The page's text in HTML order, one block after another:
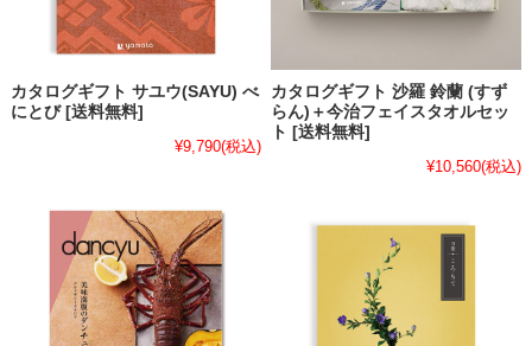
カタログギフト サユウ(SAYU) べ
にとび [送料無料]
¥9,790(税込)
カタログギフト 沙羅 鈴蘭 (すず
らん)＋今治フェイスタオルセッ
ト [送料無料]
¥10,560(税込)